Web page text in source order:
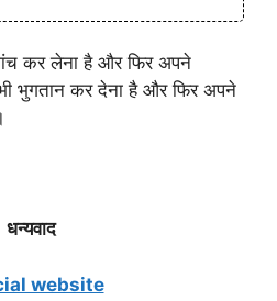
कर लेना है और फिर अपने
भुगतान कर देना है और फिर अपने
धन्यवाद
website